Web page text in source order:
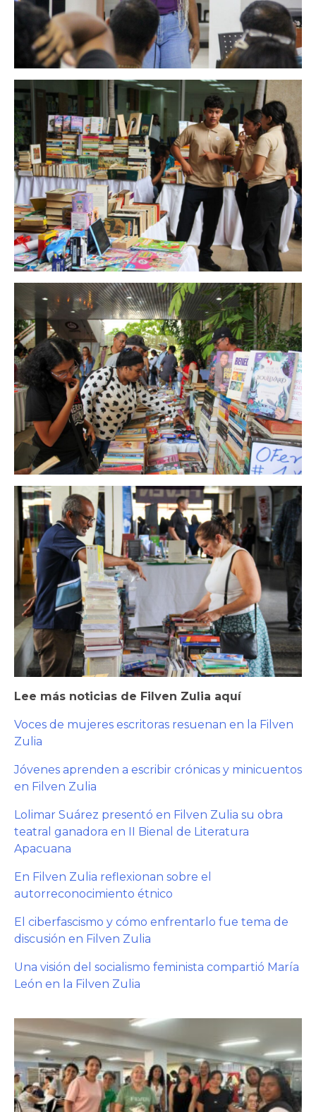
Lee más noticias de Filven Zulia aquí
Voces de mujeres escritoras resuenan en la Filven
Zulia
Jóvenes aprenden a escribir crónicas y minicuentos
en Filven Zulia
Lolimar Suárez presentó en Filven Zulia su obra
teatral ganadora en II Bienal de Literatura
Apacuana
En Filven Zulia reflexionan sobre el
autorreconocimiento étnico
El ciberfascismo y cómo enfrentarlo fue tema de
discusión en Filven Zulia
Una visión del socialismo feminista compartió María
León en la Filven Zulia